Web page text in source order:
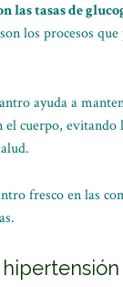
las tasas de
los procesos
ayuda a
el cuerpo, evitando
fresco en las